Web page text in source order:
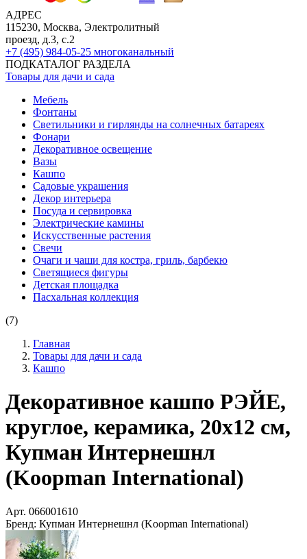
АДРЕС
115230, Москва, Электролитный
проезд, д.3, с.2
+7 (495) 984-05-25 многоканальный
ПОДКАТАЛОГ РАЗДЕЛА
Товары для дачи и сада
Мебель
Фонтаны
Светильники и гирлянды на солнечных батареях
Фонари
Декоративное освещение
Вазы
Кашпо
Садовые украшения
Декор интерьера
Посуда и сервировка
Электрические камины
Искусственные растения
Свечи
Очаги и чаши для костра, гриль, барбекю
Светящиеся фигуры
Детская площадка
Пасхальная коллекция
(7)
Главная
Товары для дачи и сада
Кашпо
Декоративное кашпо РЭЙЕ,
круглое, керамика, 20х12 см,
Купман Интернешнл
(Koopman International)
Арт. 066001610
Бренд: Купман Интернешнл (Koopman International)